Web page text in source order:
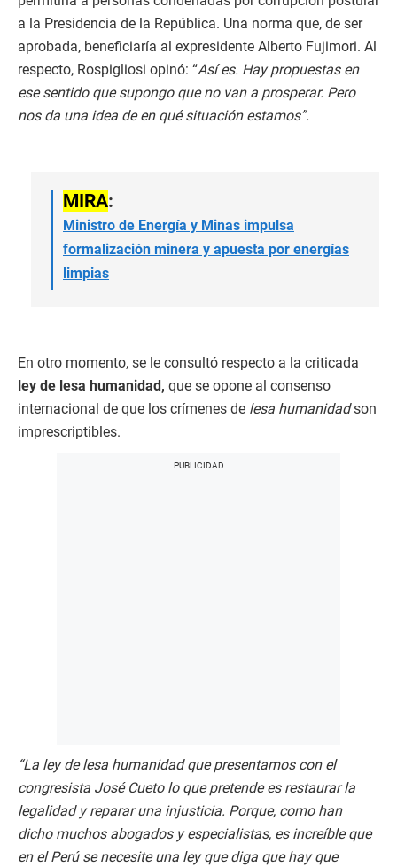
a la Presidencia de la República. Una norma que, de ser
aprobada, beneficiaría al expresidente Alberto Fujimori. Al
respecto, Rospigliosi opinó: “Así es. Hay propuestas en
ese sentido que supongo que no van a prosperar. Pero
nos da una idea de en qué situación estamos”.
MIRA:
Ministro de Energía y Minas impulsa
formalización minera y apuesta por energías
limpias
En otro momento, se le consultó respecto a la criticada
ley de lesa humanidad, que se opone al consenso
internacional de que los crímenes de lesa humanidadson
imprescriptibles.
“La ley de lesa humanidad que presentamos con el
congresista José Cueto lo que pretende es restaurar la
legalidad y reparar una injusticia. Porque, como han
dicho muchos abogados y especialistas, es increíble que
en el Perú se necesite una ley que diga que hay que